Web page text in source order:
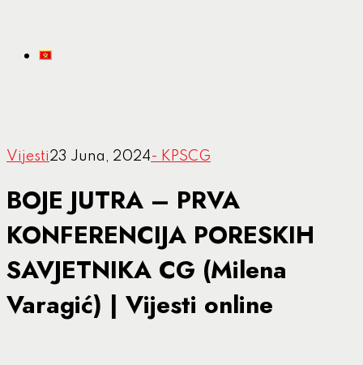
Vijesti23 Juna, 2024- KPSCG
BOJE JUTRA – PRVA
KONFERENCIJA PORESKIH
SAVJETNIKA CG (Milena
Varagić) | Vijesti online